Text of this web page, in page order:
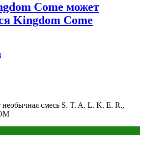
Come может
Kingdom Come
смесь S. T. A. L. K. E. R.,